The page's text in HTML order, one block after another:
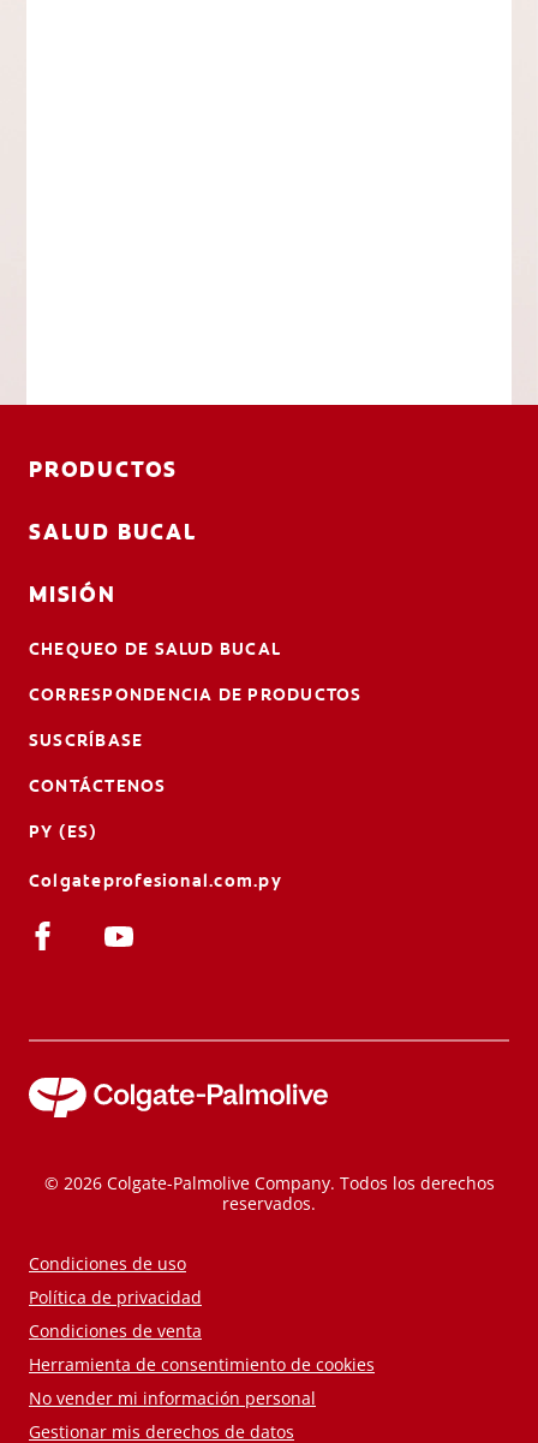
PRODUCTOS
SALUD BUCAL
MISIÓN
CHEQUEO DE SALUD BUCAL
CORRESPONDENCIA DE PRODUCTOS
SUSCRÍBASE
CONTÁCTENOS
PY (ES)
Colgateprofesional.com.py
© 2026 Colgate-Palmolive Company. Todos los derechos
reservados.
Condiciones de uso
Política de privacidad
Condiciones de venta
Herramienta de consentimiento de cookies
No vender mi información personal
Gestionar mis derechos de datos